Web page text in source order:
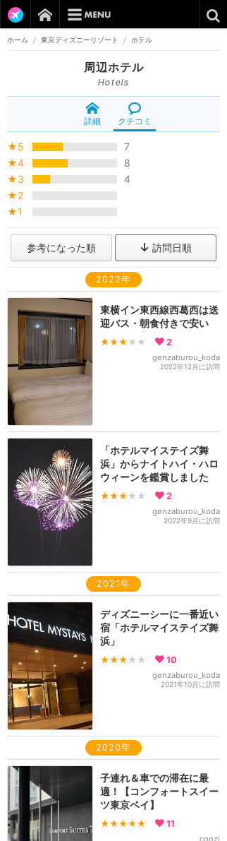
ホーム / 東京ディズニーリゾート / ホテル
周辺ホテル
Hotels
詳細 クチコミ
★5
7
★4
8
★3
4
★2
★1
参考になった順 訪問日順
2022年
東横イン東西線西葛西は送
迎バス・朝食付きで安い
★★★ ★★ 2
genzaburou_koda
2022年12月に訪問
「ホテルマイステイズ舞
浜」からナイトハイ・ハロ
ウィーンを鑑賞しました
★★★ ★★ 2
genzaburou_koda
2022年9月に訪問
2021年
ディズニーシーに一番近い
宿「ホテルマイステイズ舞
浜」
★★★ ★★ 10
genzaburou_koda
2021年10月に訪問
2020年
子連れ＆車での滞在に最
適！【コンフォートスイー
ツ東京ベイ】
★★★★★ 11
coozi